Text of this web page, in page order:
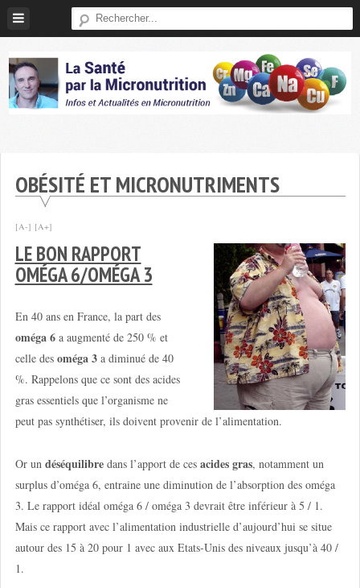
Skip
OBÉSITÉ ET MICRONUTRIMENTS
[A-] [A+]
LE BON RAPPORT
OMÉGA 6/OMÉGA 3
En 40 ans en France, la part des
oméga 6a augmenté de 250 % et
celle des oméga 3a diminué de 40
%. Rappelons que ce sont des acides
gras essentiels que l’organisme ne
peut pas synthétiser, ils doivent provenir de l’alimentation.
Or un déséquilibredans l’apport de ces acides gras, notamment un
surplus d’oméga 6, entraine une diminution de l’absorption des oméga
3. Le rapport idéal oméga 6 / oméga 3 devrait être inférieur à 5 / 1.
Mais ce rapport avec l’alimentation industrielle d’aujourd’hui se situe
autour des 15 à 20 pour 1 avec aux Etats-Unis des niveaux jusqu’à 40 /
1.